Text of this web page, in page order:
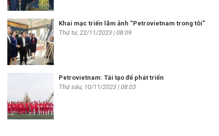
Khai mạc triển lãm ảnh “Petrovietnam trong tôi”
Thứ tư, 22/11/2023 | 08:09
Petrovietnam: Tái tạo để phát triển
Thứ sáu, 10/11/2023 | 08:03